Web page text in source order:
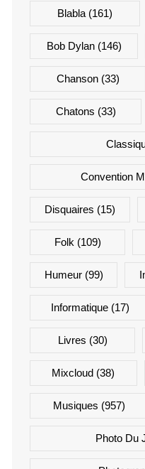
Blabla(161)
Bob Dylan(146)
Chanson(33)
Chatons (33)
Convention
Disquaires (15)
Folk (109)
Humeur(99)
Informatique(17)
Livres (30)
Mixcloud (38)
Musiques (957)
Photo Du